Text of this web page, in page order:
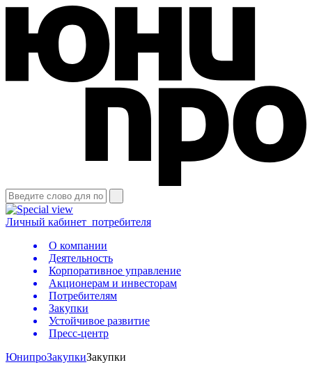
Личный кабинет потребителя
О компании
Деятельность
Корпоративное управление
Акционерам и инвесторам
Потребителям
Закупки
Устойчивое развитие
Пресс-центр
ЮнипроЗакупкиЗакупки